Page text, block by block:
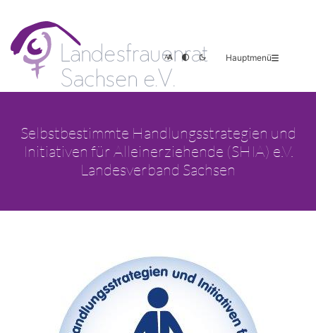
Hauptmenü
Selbstbestimmte Handlungsstrategien und
Initiativen für Alleinerziehende (SHIA) e.V.
Landesverband Sachsen